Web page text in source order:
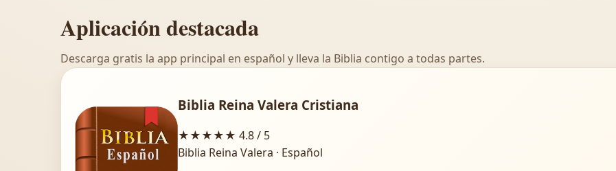
Aplicación destacada
Descarga gratis la app principal en español y lleva la Biblia contigo a todas partes.
Biblia Reina Valera Cristiana
★★★★★ 4.8 / 5
Biblia Reina Valera · Español